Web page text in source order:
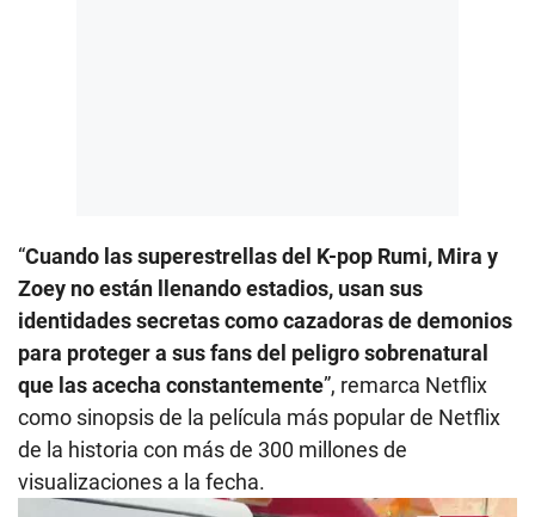
“Cuando las superestrellas del K-pop Rumi, Mira y
Zoey no están llenando estadios, usan sus
identidades secretas como cazadoras de demonios
para proteger a sus fans del peligro sobrenatural
que las acecha constantemente”, remarca Netflix
como sinopsis de la película más popular de Netflix
de la historia con más de 300 millones de
visualizaciones a la fecha.